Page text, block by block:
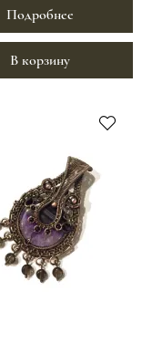
Подробнее
В корзину